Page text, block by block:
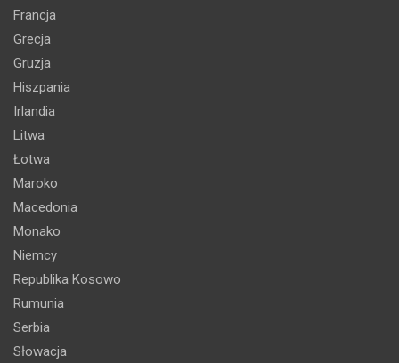
Francja
Grecja
Gruzja
Hiszpania
Irlandia
Litwa
Łotwa
Maroko
Macedonia
Monako
Niemcy
Republika Kosowo
Rumunia
Serbia
Słowacja